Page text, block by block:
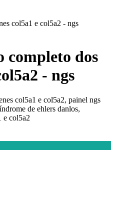
col5a1 e col5a2 - ngs
completo dos
- ngs
col5a1 e col5a2, painel ngs
de ehlers danlos,
e col5a2